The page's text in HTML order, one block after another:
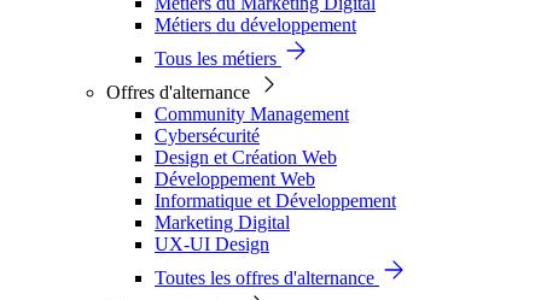
Métiers du développement
Tous les métiers
Offres d'alternance
Community Management
Cybersécurité
Design et Création Web
Développement Web
Informatique et Développement
Marketing Digital
UX-UI Design
Toutes les offres d'alternance